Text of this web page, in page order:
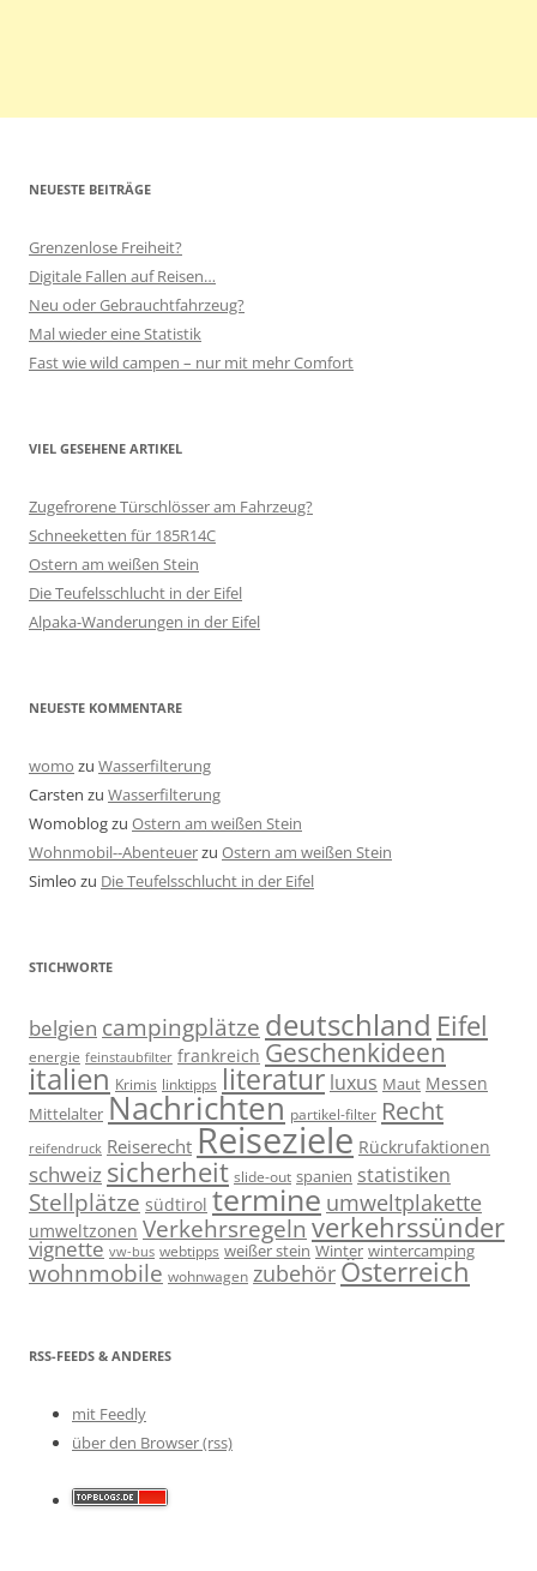
NEUESTE BEITRÄGE
Grenzenlose Freiheit?
Digitale Fallen auf Reisen…
Neu oder Gebrauchtfahrzeug?
Mal wieder eine Statistik
Fast wie wild campen – nur mit mehr Comfort
VIEL GESEHENE ARTIKEL
Zugefrorene Türschlösser am Fahrzeug?
Schneeketten für 185R14C
Ostern am weißen Stein
Die Teufelsschlucht in der Eifel
Alpaka-Wanderungen in der Eifel
NEUESTE KOMMENTARE
womo zu Wasserfilterung
Carsten zu Wasserfilterung
Womoblogzu Ostern am weißen Stein
Wohnmobil--Abenteuerzu Ostern am weißen Stein
Simleo zu Die Teufelsschlucht in der Eifel
STICHWORTE
belgien campingplätze deutschland Eifel
energie feinstaubfilter frankreich Geschenkideen
italien Krimis linktipps literatur luxus Maut Messen
Mittelalter Nachrichten partikel-filter Recht
reifendruck Reiserecht Reiseziele Rückrufaktionen
schweiz sicherheit slide-out spanien statistiken
Stellplätze südtirol termine umweltplakette
umweltzonen Verkehrsregeln verkehrssünder
vignette vw-bus webtipps weißer stein Winter wintercamping
wohnmobile wohnwagen zubehör Österreich
RSS-FEEDS & ANDERES
mit Feedly
über den Browser (rss)